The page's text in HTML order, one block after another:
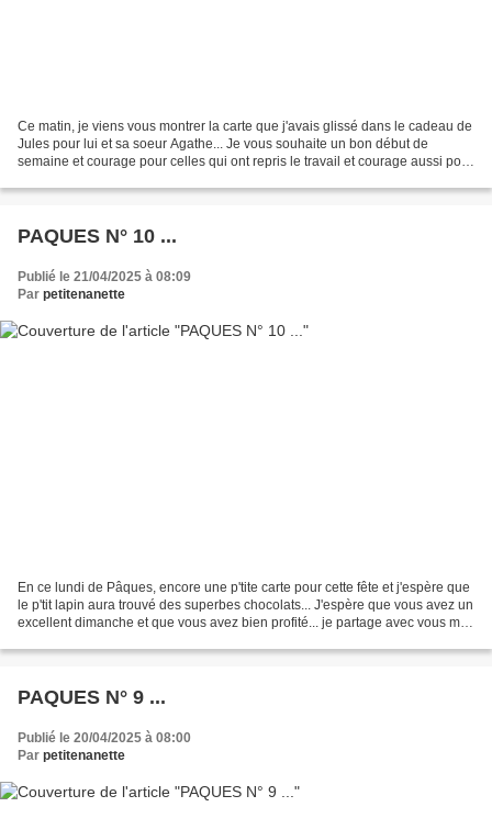
Ce matin, je viens vous montrer la carte que j'avais glissé dans le cadeau de
Jules pour lui et sa soeur Agathe... Je vous souhaite un bon début de
semaine et courage pour celles qui ont repris le travail et courage aussi pour
PAQUES N° 10 ...
Publié le 21/04/2025 à 08:09
Par petitenanette
En ce lundi de Pâques, encore une p'tite carte pour cette fête et j'espère que
le p'tit lapin aura trouvé des superbes chocolats... J'espère que vous avez un
excellent dimanche et que vous avez bien profité... je partage avec vous ma
PAQUES N° 9 ...
Publié le 20/04/2025 à 08:00
Par petitenanette